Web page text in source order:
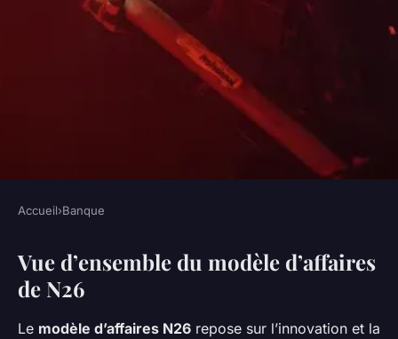
Expliquer le modèle d'affaires
de N26
William•8 novembre 2024•8 min de lecture
Accueil›Banque
Vue d’ensemble du modèle d’affaires
de N26
Le modèle d’affaires N26 repose sur l’innovation et la